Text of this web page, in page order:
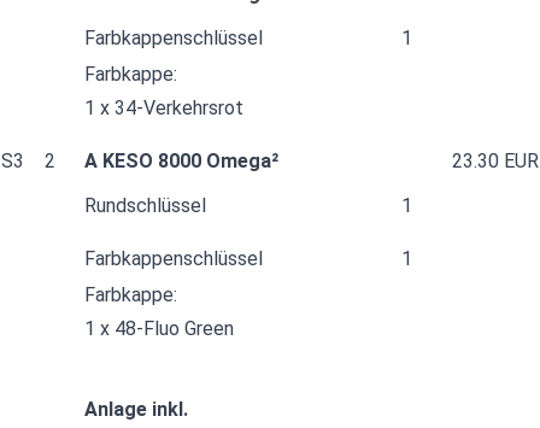
Farbkappenschlüssel
1
Farbkappe:
1 x 34-Verkehrsrot
S3 2 A KESO 8000 Omega²
23.30 EUR
Rundschlüssel
1
Farbkappenschlüssel
1
Farbkappe:
1 x 48-Fluo Green
Anlage inkl.